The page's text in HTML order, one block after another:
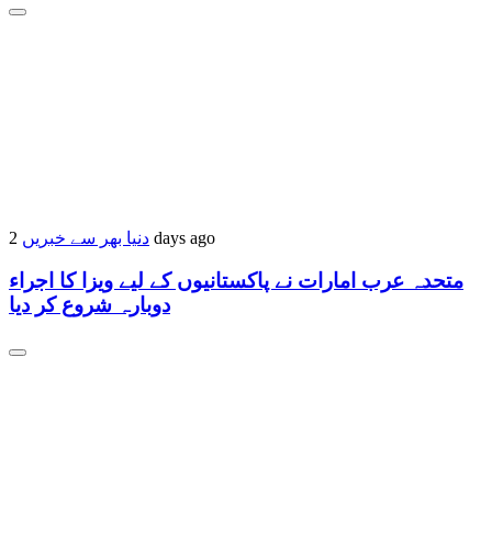
دنیا بھر سے خبریں 2 days ago
متحدہ عرب امارات نے پاکستانیوں کے لیے ویزا کا اجراء
دوبارہ شروع کر دیا